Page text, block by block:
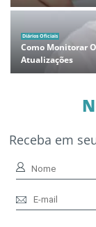
Diários Oficiais
Como Monitorar
Atualizações
Receba em